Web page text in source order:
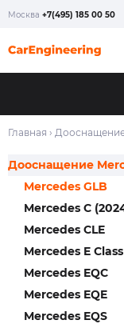
Москва +7(495) 185 00 50
Главная ›
Дооснащение
Mercedes C
Mercedes CLE
Mercedes E
Mercedes EQC
Mercedes EQE
Mercedes EQS
Mercedes GLB